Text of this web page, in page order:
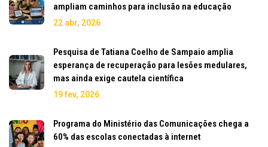
ampliam caminhos para inclusão na educação
22 abr, 2026
Pesquisa de Tatiana Coelho de Sampaio amplia
esperança de recuperação para lesões medulares,
mas ainda exige cautela científica
19 fev, 2026
Programa do Ministério das Comunicações chega a
60% das escolas conectadas à internet